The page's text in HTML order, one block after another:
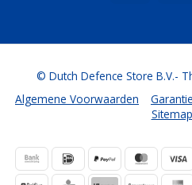
Algemene Voorwaarden
Sitemap
© Dutch Defence Store B.V.-